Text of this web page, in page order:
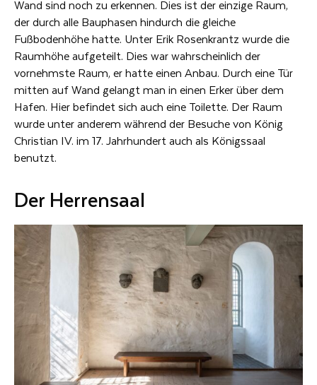
Wand sind noch zu erkennen. Dies ist der einzige Raum,
der durch alle Bauphasen hindurch die gleiche
Fußbodenhöhe hatte. Unter Erik Rosenkrantz wurde die
Raumhöhe aufgeteilt. Dies war wahrscheinlich der
vornehmste Raum, er hatte einen Anbau. Durch eine Tür
mitten auf Wand gelangt man in einen Erker über dem
Hafen. Hier befindet sich auch eine Toilette. Der Raum
wurde unter anderem während der Besuche von König
Christian IV. im 17. Jahrhundert auch als Königssaal
benutzt.
Der Herrensaal